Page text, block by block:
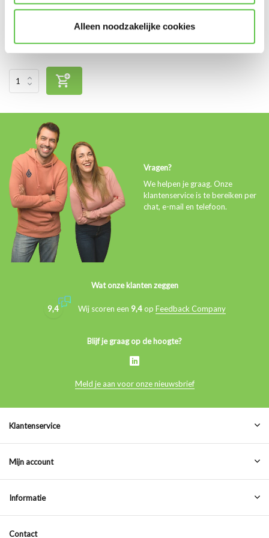
Alleen noodzakelijke cookies
Vragen?
We helpen je graag. Onze
klantenservice is te bereiken per
chat, e-mail en telefoon.
Wat onze klanten zeggen
9,4 Wij scoren een 9,4op Feedback Company
Blijf je graag op de hoogte?
Meld je aan voor onze nieuwsbrief
Klantenservice
Mijn account
Informatie
Contact